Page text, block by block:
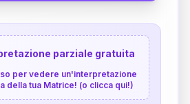
parziale gratuita
per vedere un'interpretazione
della tua Matrice! (o clicca qui!)